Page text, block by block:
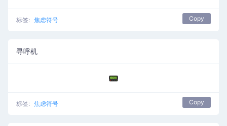
标签: 焦虑符号 Copy
寻呼机
📟
标签: 焦虑符号 Copy